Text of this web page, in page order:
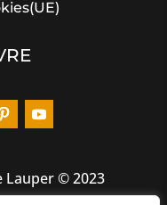
Lauper © 2023